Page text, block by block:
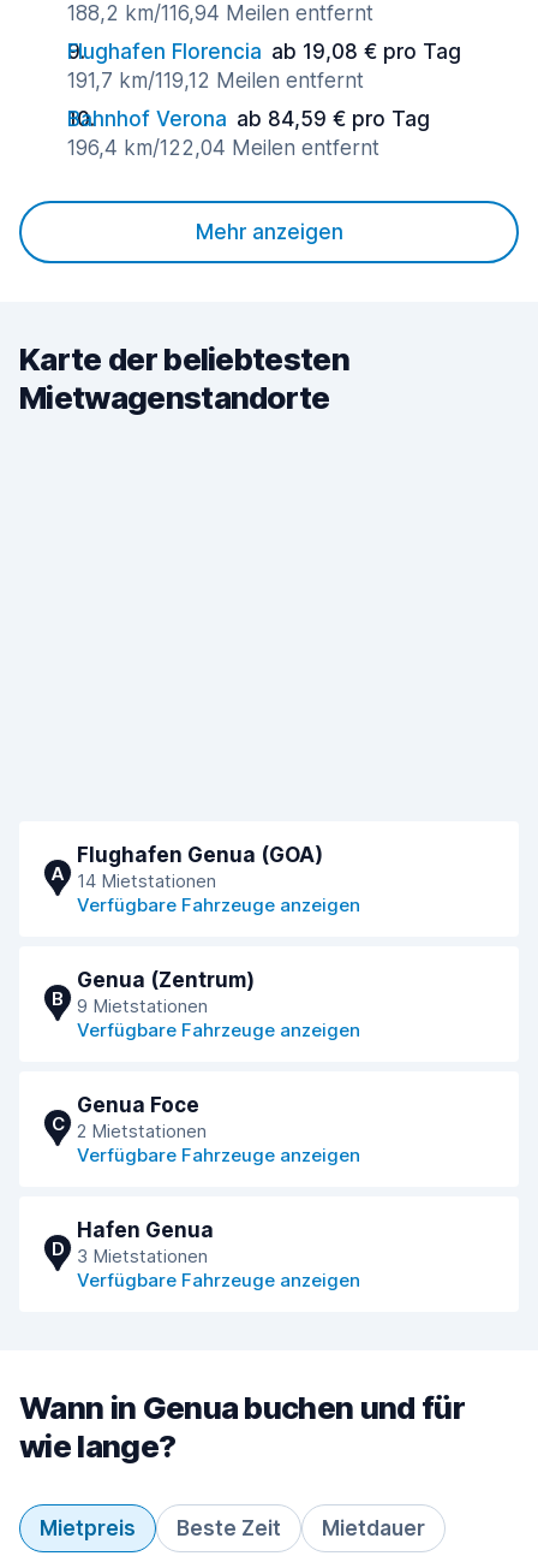
188,2 km/116,94 Meilen entfernt
Flughafen Florencia ab 19,08 € pro Tag
191,7 km/119,12 Meilen entfernt
Bahnhof Verona ab 84,59 € pro Tag
196,4 km/122,04 Meilen entfernt
Mehr anzeigen
Karte der beliebtesten
Mietwagenstandorte
A
Flughafen Genua (GOA)
14 Mietstationen
Verfügbare Fahrzeuge anzeigen
B
Genua (Zentrum)
9 Mietstationen
Verfügbare Fahrzeuge anzeigen
C
Genua Foce
2 Mietstationen
Verfügbare Fahrzeuge anzeigen
D
Hafen Genua
3 Mietstationen
Verfügbare Fahrzeuge anzeigen
Wann in Genua buchen und für
wie lange?
Mietpreis Beste Zeit Mietdauer